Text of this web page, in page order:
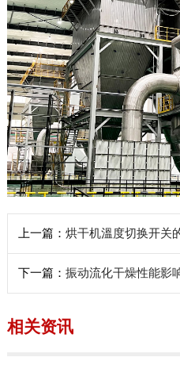
上一篇： 烘干机溫度切换开关
下一篇： 振动流化干燥性能影
相关资讯